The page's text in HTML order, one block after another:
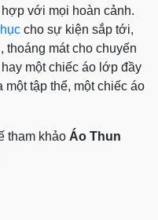
với mọi hoàn cảnh.
cho sự kiện sắp tới,
thoáng mát cho chuyến
một chiếc áo lớp đầy
một tập thể, một chiếc áo
tham khảo Áo Thun